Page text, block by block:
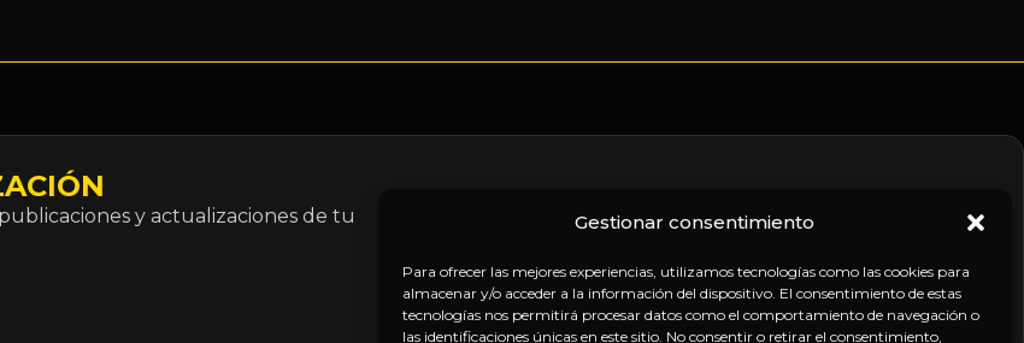
Gestionar consentimiento
Para ofrecer las mejores experiencias, utilizamos tecnologías como las cookies para
almacenar y/o acceder a la información del dispositivo. El consentimiento de estas
tecnologías nos permitirá procesar datos como el comportamiento de navegación o
las identificaciones únicas en este sitio. No consentir o retirar el consentimiento,
y actualizaciones de tu